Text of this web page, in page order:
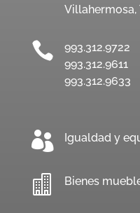
Villahermosa,

993.312.9722
993.312.9611
993.312.9633
 Igualdad y
 Bienes